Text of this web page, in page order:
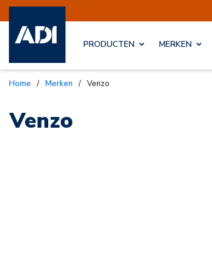
PRODUCTEN MERKEN
Home / Merken / Venzo
Venzo